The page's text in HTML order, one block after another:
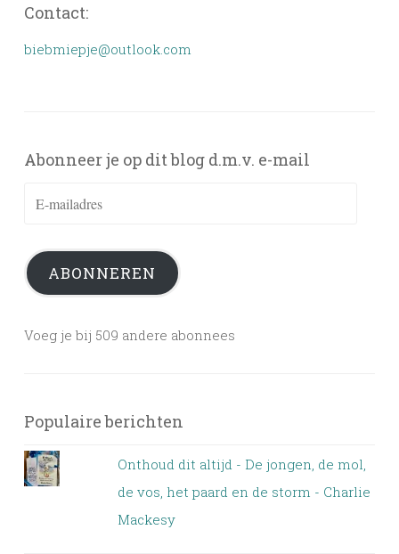
Contact:
biebmiepje@outlook.com
Abonneer je op dit blog d.m.v. e-mail
ABONNEREN
Voeg je bij 509 andere abonnees
Populaire berichten
Onthoud dit altijd - De jongen, de mol,
de vos, het paard en de storm - Charlie
Mackesy